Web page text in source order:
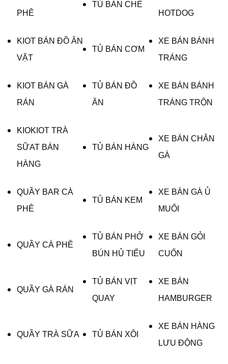
PHÊ
TỦ BÁN CHÈ
HOTDOG
KIOT BÁN ĐỒ ĂN
VẶT
TỦ BÁN CƠM
XE BÁN BÁNH
TRÁNG
KIOT BÁN GÀ
RÁN
TỦ BÁN ĐỒ
ĂN
XE BÁN BÁNH
TRÁNG TRỘN
KIOKIOT TRÀ
SỮAT BÁN
HÀNG
TỦ BÁN HÀNG
XE BÁN CHÂN
GÀ
QUẦY BAR CÀ
PHÊ
TỦ BÁN KEM
XE BÁN GÀ Ủ
MUỐI
QUẦY CÀ PHÊ
TỦ BÁN PHỞ
BÚN HỦ TIẾU
XE BÁN GỎI
CUỐN
QUẦY GÀ RÁN
TỦ BÁN VỊT
QUAY
XE BÁN
HAMBURGER
QUẦY TRÀ SỮA TỦ BÁN XÔI
XE BÁN HÀNG
LƯU ĐỘNG